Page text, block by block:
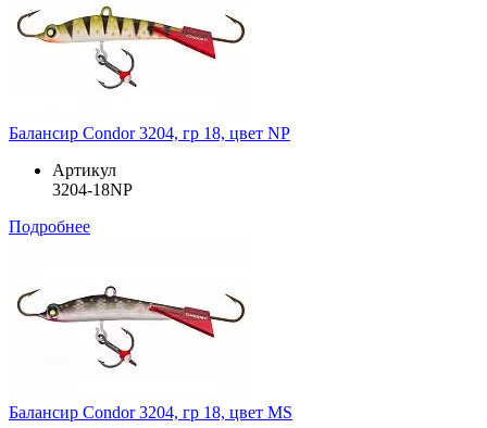
Балансир Condor 3204, гр 18, цвет NP
Артикул
3204-18NP
Подробнее
Балансир Condor 3204, гр 18, цвет MS